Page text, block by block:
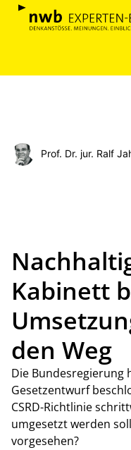
Prof. Dr. jur. Ralf
Kabinett
den Weg
Die Bundesregierung
Gesetzentwurf
CSRD-Richtlinie
umgesetzt werden
vorgesehen?